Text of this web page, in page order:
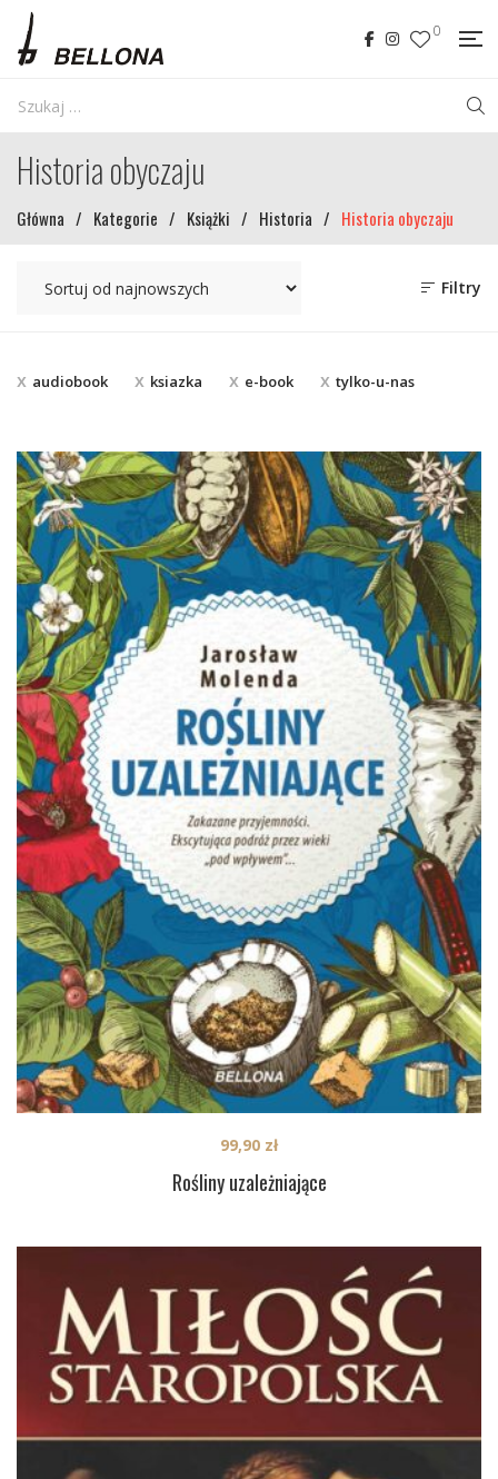
0
Historia obyczaju
Główna / Kategorie / Książki / Historia / Historia obyczaju
Filtry
audiobook ksiazka e-book tylko-u-nas
Rośliny uzależniające
99,90 zł